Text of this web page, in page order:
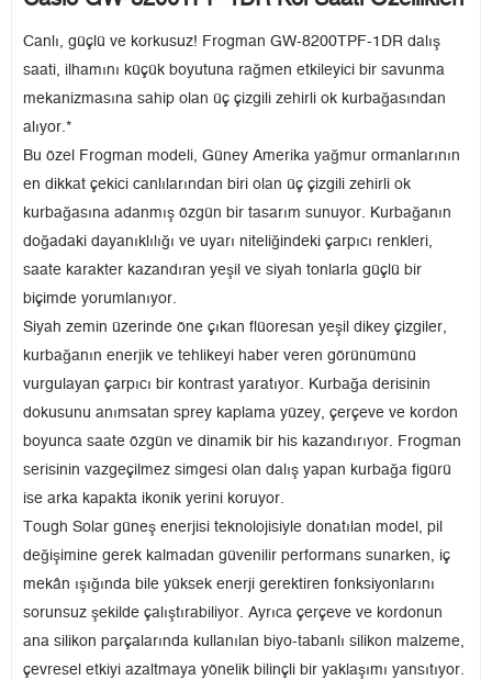
Canlı, güçlü ve korkusuz! Frogman GW-8200TPF-1DR dalış
saati, ilhamını küçük boyutuna rağmen etkileyici bir savunma
mekanizmasına sahip olan üç çizgili zehirli ok kurbağasından
alıyor.*
Bu özel Frogman modeli, Güney Amerika yağmur ormanlarının
en dikkat çekici canlılarından biri olan üç çizgili zehirli ok
kurbağasına adanmış özgün bir tasarım sunuyor. Kurbağanın
doğadaki dayanıklılığı ve uyarı niteliğindeki çarpıcı renkleri,
saate karakter kazandıran yeşil ve siyah tonlarla güçlü bir
biçimde yorumlanıyor.
Siyah zemin üzerinde öne çıkan flüoresan yeşil dikey çizgiler,
kurbağanın enerjik ve tehlikeyi haber veren görünümünü
vurgulayan çarpıcı bir kontrast yaratıyor. Kurbağa derisinin
dokusunu anımsatan sprey kaplama yüzey, çerçeve ve kordon
boyunca saate özgün ve dinamik bir his kazandırıyor. Frogman
serisinin vazgeçilmez simgesi olan dalış yapan kurbağa figürü
ise arka kapakta ikonik yerini koruyor.
Tough Solar güneş enerjisi teknolojisiyle donatılan model, pil
değişimine gerek kalmadan güvenilir performans sunarken, iç
mekân ışığında bile yüksek enerji gerektiren fonksiyonlarını
sorunsuz şekilde çalıştırabiliyor. Ayrıca çerçeve ve kordonun
ana silikon parçalarında kullanılan biyo-tabanlı silikon malzeme,
çevresel etkiyi azaltmaya yönelik bilinçli bir yaklaşımı yansıtıyor.